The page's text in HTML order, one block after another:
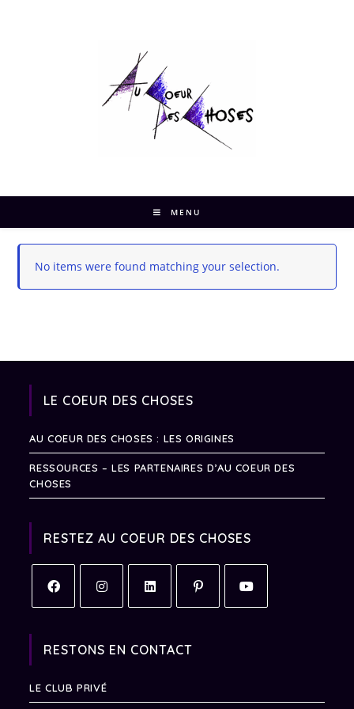
MENU
No items were found matching your selection.
LE COEUR DES CHOSES
AU COEUR DES CHOSES : LES ORIGINES
RESSOURCES – LES PARTENAIRES D’AU COEUR DES
CHOSES
RESTEZ AU COEUR DES CHOSES
RESTONS EN CONTACT
LE CLUB PRIVÉ